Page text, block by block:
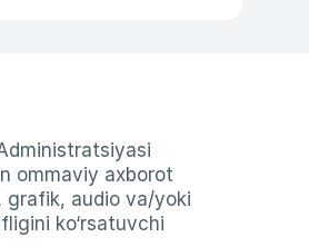
ommaviy axborot
grafik, audio va/yoki
ko‘rsatuvchi